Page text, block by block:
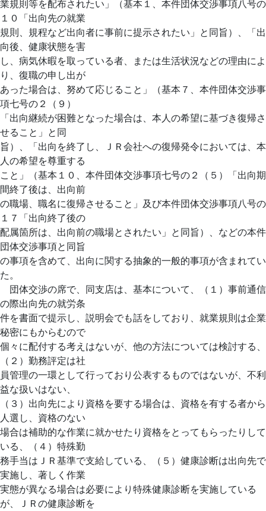
業規則等を配布されたい」（基本１、本件団体交渉事項八号の
１０「出向先の就業
規則、規程など出向者に事前に提示されたい」と同旨）、「出
向後、健康状態を害
し、病気休暇を取っている者、または生活状況などの理由によ
り、復職の申し出が
あった場合は、努めて応じること」（基本７、本件団体交渉事
項七号の２（９）
「出向継続が困難となった場合は、本人の希望に基づき復帰さ
せること」と同
旨）、「出向を終了し、ＪＲ会社への復帰発令においては、本
人の希望を尊重する
こと」（基本１０、本件団体交渉事項七号の２（５）「出向期
間終了後は、出向前
の職場、職名に復帰させること」及び本件団体交渉事項八号の
１７「出向終了後の
配属箇所は、出向前の職場とされたい」と同旨）、などの本件
団体交渉事項と同旨
の事項を含めて、出向に関する抽象的一般的事項が含まれてい
た。
団体交渉の席で、同支店は、基本について、（１）事前通信
の際出向先の就労条
件を書面で提示し、説明会でも話をしており、就業規則は企業
秘密にもからむので
個々に配付する考えはないが、他の方法については検討する、
（２）勤務評定は社
員管理の一環として行っており公表するものではないが、不利
益な扱いはない、
（３）出向先により資格を要する場合は、資格を有する者から
人選し、資格のない
場合は補助的な作業に就かせたり資格をとってもらったりして
いる、（４）特殊勤
務手当はＪＲ基準で支給している、（５）健康診断は出向先で
実施し、著しく作業
実態が異なる場合は必要により特殊健康診断を実施している
が、ＪＲの健康診断を